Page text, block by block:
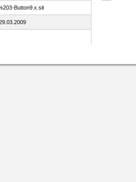
Button9.x.sit